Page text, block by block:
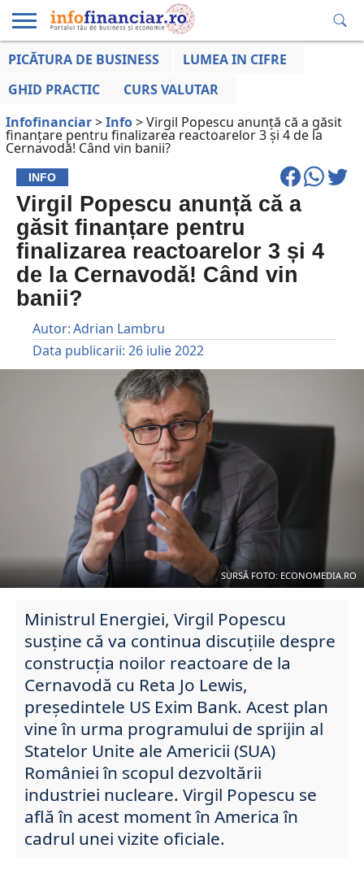
EDUCAȚIE
LA ZI
AFACERILOR
PICĂTURA DE BUSINESS
LUMEA IN CIFRE
GHID PRACTIC
CURS VALUTAR
Infofinanciar>Info>Virgil Popescu anunță că a găsit
finanțare pentru finalizarea reactoarelor 3 și 4 de la
Cernavodă! Când vin banii?
INFO
Virgil Popescu anunță că a
găsit finanțare pentru
finalizarea reactoarelor 3 și 4
de la Cernavodă! Când vin
banii?
Autor:Adrian Lambru
Data publicarii: 26 iulie 2022
SURSĂ FOTO: ECONOMEDIA.RO
Ministrul Energiei, Virgil Popescu
susține că va continua discuțiile despre
construcţia noilor reactoare de la
Cernavodă cu Reta Jo Lewis,
președintele US Exim Bank. Acest plan
vine în urma programului de sprijin al
Statelor Unite ale Americii (SUA)
României în scopul dezvoltării
industriei nucleare. Virgil Popescu se
află în acest moment în America în
cadrul unei vizite oficiale.